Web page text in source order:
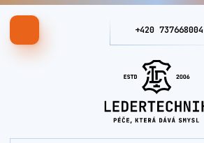
+420 737668004